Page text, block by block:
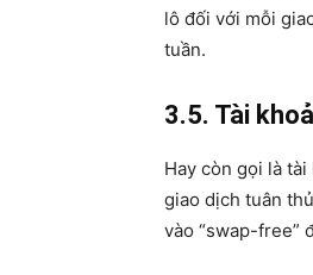
lô đối với mỗi
tuần.
3.5. Tài
Hay còn gọi là
giao dịch tuân
vào “swap-free”